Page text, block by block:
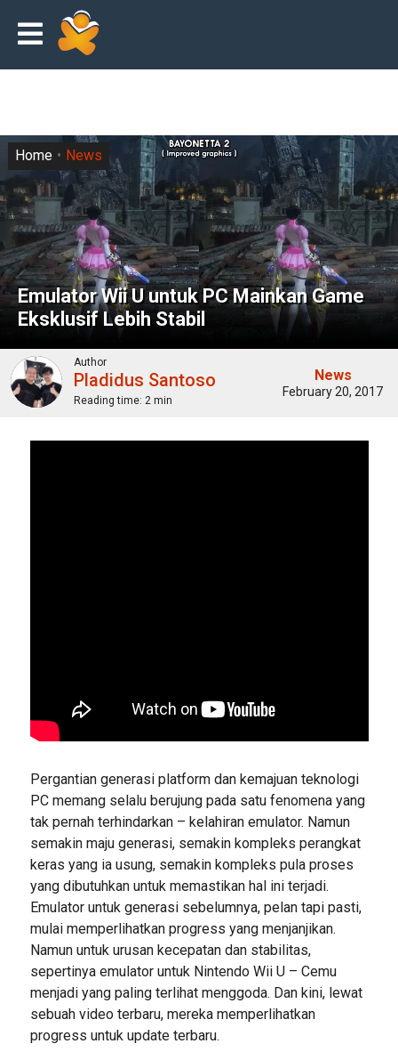
Emulator Wii U untuk PC Mainkan Game
Eksklusif Lebih Stabil
Home News
Author
Pladidus Santoso
Reading time: 2 min
News
February 20, 2017
Pergantian generasi platform dan kemajuan teknologi
PC memang selalu berujung pada satu fenomena yang
tak pernah terhindarkan – kelahiran emulator. Namun
semakin maju generasi, semakin kompleks perangkat
keras yang ia usung, semakin kompleks pula proses
yang dibutuhkan untuk memastikan hal ini terjadi.
Emulator untuk generasi sebelumnya, pelan tapi pasti,
mulai memperlihatkan progress yang menjanjikan.
Namun untuk urusan kecepatan dan stabilitas,
sepertinya emulator untuk Nintendo Wii U – Cemu
menjadi yang paling terlihat menggoda. Dan kini, lewat
sebuah video terbaru, mereka memperlihatkan
progress untuk update terbaru.